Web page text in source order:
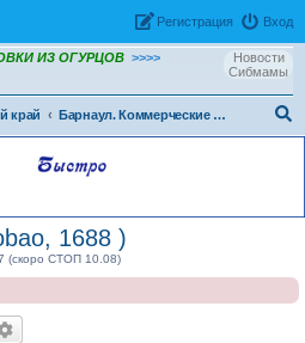
Вход
Рeгиcтpaция
Новости
Сибмамы
ИЗ ОГУРЦОВ >>>>
край
Барнаул. Коммерческие предложения и Зарубежные закупки
1688 )
(скоро СТОП 10.08)